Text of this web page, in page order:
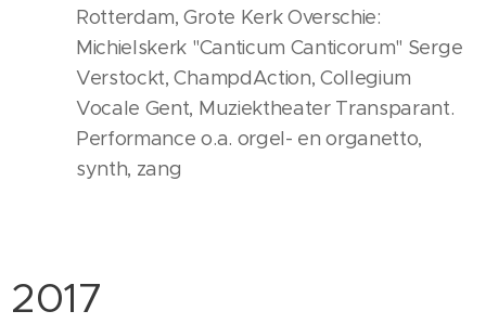
Rotterdam, Grote Kerk Overschie:
Michielskerk "Canticum Canticorum" Serge
Verstockt, ChampdAction, Collegium
Vocale Gent, Muziektheater Transparant.
Performance o.a. orgel- en organetto,
synth, zang
2017